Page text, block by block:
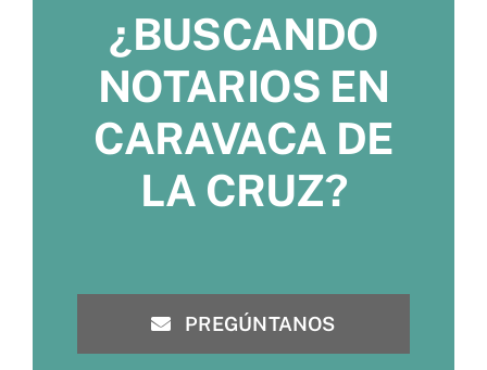
¿BUSCANDO
NOTARIOS EN
CARAVACA DE
LA CRUZ?
PREGÚNTANOS